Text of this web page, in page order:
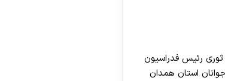
رئیس فدراسیون
استان همدان